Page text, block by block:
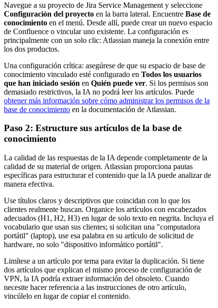
Navegue a su proyecto de Jira Service Management y seleccione
Configuración del proyecto en la barra lateral. Encuentre Base de
conocimiento en el menú. Desde allí, puede crear un nuevo espacio
de Confluence o vincular uno existente. La configuración es
principalmente con un solo clic: Atlassian maneja la conexión entre
los dos productos.
Una configuración crítica: asegúrese de que su espacio de base de
conocimiento vinculado esté configurado en Todos los usuarios
que han iniciado sesión en Quién puede ver. Si los permisos son
demasiado restrictivos, la IA no podrá leer los artículos. Puede
obtener más información sobre cómo administrar los permisos de la
base de conocimiento en la documentación de Atlassian.
Paso 2: Estructure sus artículos de la base de
conocimiento
La calidad de las respuestas de la IA depende completamente de la
calidad de su material de origen. Atlassian proporciona pautas
específicas para estructurar el contenido que la IA puede analizar de
manera efectiva.
Use títulos claros y descriptivos que coincidan con lo que los
clientes realmente buscan. Organice los artículos con encabezados
adecuados (H1, H2, H3) en lugar de solo texto en negrita. Incluya el
vocabulario que usan sus clientes; si solicitan una "computadora
portátil" (laptop), use esa palabra en su artículo de solicitud de
hardware, no solo "dispositivo informático portátil".
Limítese a un artículo por tema para evitar la duplicación. Si tiene
dos artículos que explican el mismo proceso de configuración de
VPN, la IA podría extraer información del obsoleto. Cuando
necesite hacer referencia a las instrucciones de otro artículo,
vincúlelo en lugar de copiar el contenido.